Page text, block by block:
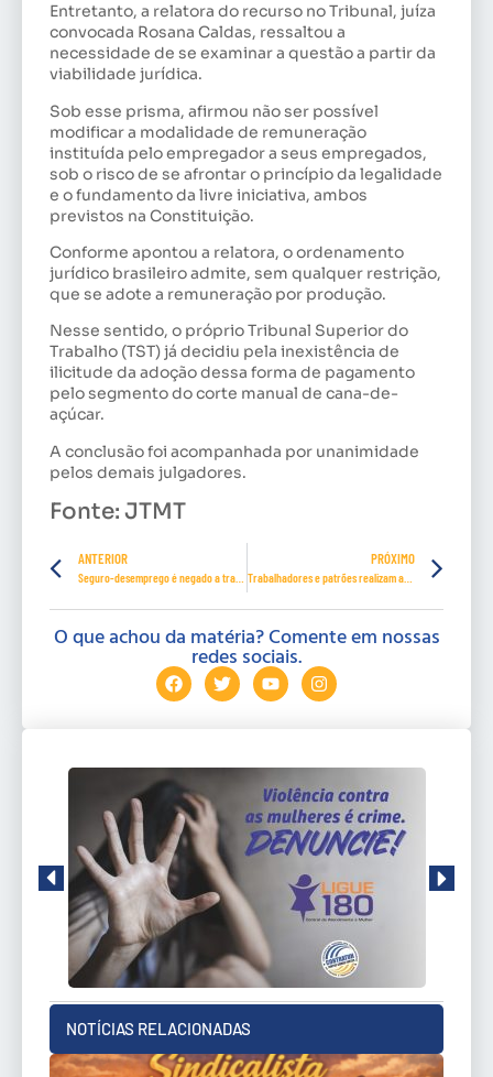
Entretanto, a relatora do recurso no Tribunal, juíza
convocada Rosana Caldas, ressaltou a
necessidade de se examinar a questão a partir da
viabilidade jurídica.
Sob esse prisma, afirmou não ser possível
modificar a modalidade de remuneração
instituída pelo empregador a seus empregados,
sob o risco de se afrontar o princípio da legalidade
e o fundamento da livre iniciativa, ambos
previstos na Constituição.
Conforme apontou a relatora, o ordenamento
jurídico brasileiro admite, sem qualquer restrição,
que se adote a remuneração por produção.
Nesse sentido, o próprio Tribunal Superior do
Trabalho (TST) já decidiu pela inexistência de
ilicitude da adoção dessa forma de pagamento
pelo segmento do corte manual de cana-de-
açúcar.
A conclusão foi acompanhada por unanimidade
pelos demais julgadores.
Fonte: JTMT
ANTERIOR PRÓXIMO
Trabalhadores e patrões realizam acordo e comércio de Belém funcionará no domingo a partir de fevereiro
O que achou da matéria? Comente em nossas
redes sociais.
NOTÍCIAS RELACIONADAS